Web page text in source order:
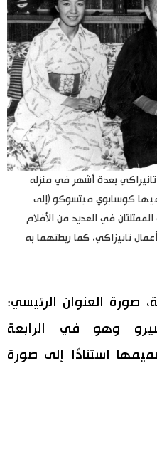
بعدة أشهر في منزله
كوسابوي ميتسوكو (إلى
في العديد من الأفلام
تانيزاكي، كما ربطتهما به
صورة العنوان الرئيسي:
وهو في الرابعة
استنادًا إلى صورة